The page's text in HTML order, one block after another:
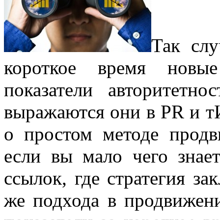
Так
короткое время
показатели
выражаются они в PR и
о простом методе
если вы мало чего
ссылок, где стратегия
же подхода в